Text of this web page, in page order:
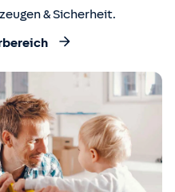
& Sicherheit.